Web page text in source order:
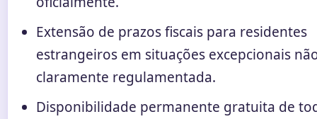
Extensão de prazos fiscais para residentes
estrangeiros em situações excepcionais
claramente regulamentada.
Disponibilidade permanente gratuita de